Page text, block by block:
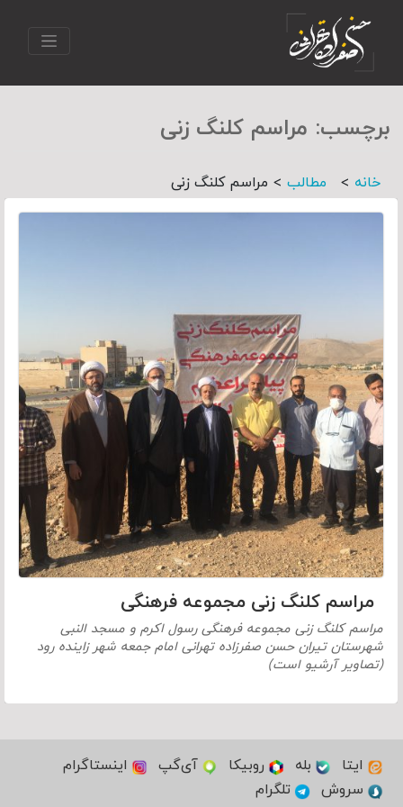
برچسب: مراسم کلنگ زنی
خانه > مطالب > مراسم کلنگ زنی
مراسم کلنگ زنی مجموعه فرهنگی
مراسم کلنگ زنی مجموعه فرهنگی رسول اکرم و مسجد النبی
شهرستان تیران حسن صفرزاده تهرانی امام جمعه شهر زاینده رود
(تصاویر آرشیو است)
ایتا بله روبیکا آی‌گپ
اینستاگرام
سروش
تلگرام